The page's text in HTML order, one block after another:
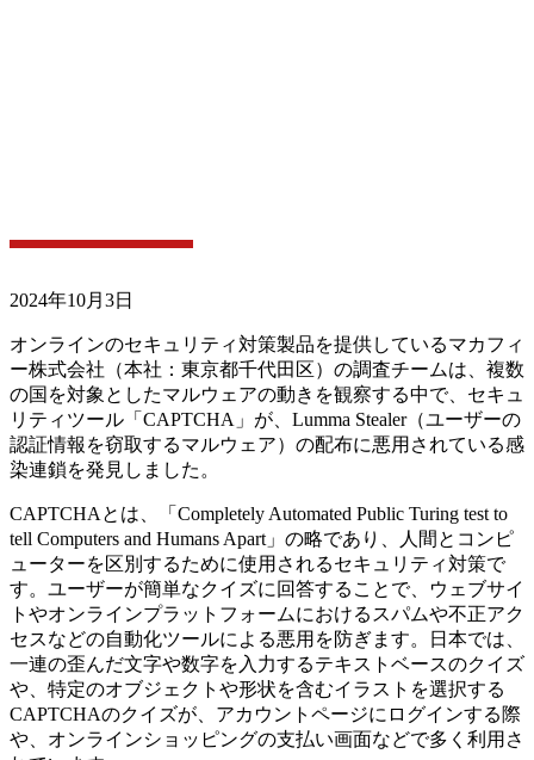
2024年10月3日
オンラインのセキュリティ対策製品を提供しているマカフィ
ー株式会社（本社：東京都千代田区）の調査チームは、複数
の国を対象としたマルウェアの動きを観察する中で、セキュ
リティツール「CAPTCHA」が、Lumma Stealer（ユーザーの
認証情報を窃取するマルウェア）の配布に悪用されている感
染連鎖を発見しました。
CAPTCHAとは、「Completely Automated Public Turing test to
tell Computers and Humans Apart」の略であり、人間とコンピ
ューターを区別するために使用されるセキュリティ対策で
す。ユーザーが簡単なクイズに回答することで、ウェブサイ
トやオンラインプラットフォームにおけるスパムや不正アク
セスなどの自動化ツールによる悪用を防ぎます。日本では、
一連の歪んだ文字や数字を入力するテキストベースのクイズ
や、特定のオブジェクトや形状を含むイラストを選択する
CAPTCHAのクイズが、アカウントページにログインする際
や、オンラインショッピングの支払い画面などで多く利用さ